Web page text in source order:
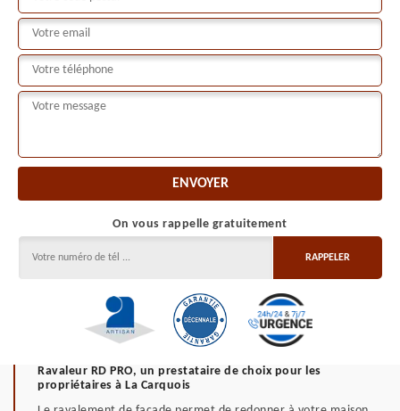
On vous rappelle gratuitement
Ravaleur RD PRO, un prestataire de choix pour les
propriétaires à La Carquois